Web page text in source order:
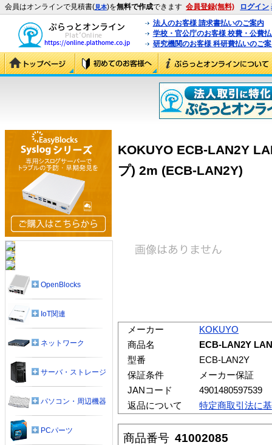
会員はオンラインで見積書(見本)を無料で作成できます 会員登録(無料) ログイン
法人のお客様 請求書払いのご案内
学校・官公庁のお客様 校費・公費
研究機関のお客様 科研費払いのご
KOKUYO ECB-LAN2Y
プ) 2m (ECB-LAN2Y)
メーカー
KOKUYO
商品名
ECB-LAN2Y
型番
ECB-LAN2Y
保証条件
メーカー保証
JANコード
4901480597539
返品について
特定商取引法に
商品番号 41002085
OpenBlocks
IoT関連
ネットワーク
サーバ・ストレージ
パソコン・周辺機器
PCパーツ